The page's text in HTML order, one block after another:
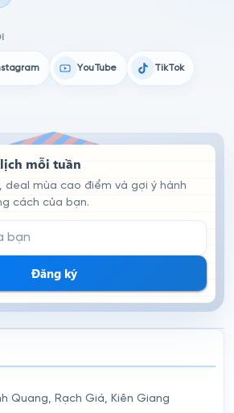
YouTube TikTok
mỗi tuần
mùa cao điểm và gợi ý hành
cách của bạn.
tin
Đăng ký
Quang, Rạch Giá, Kiên Giang